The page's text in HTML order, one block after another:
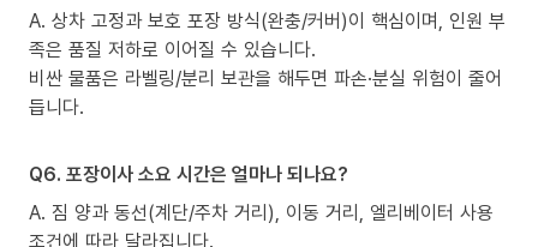
A. 상차 고정과 보호 포장 방식(완충/커버)이 핵심이며, 인원 부
족은 품질 저하로 이어질 수 있습니다.
비싼 물품은 라벨링/분리 보관을 해두면 파손·분실 위험이 줄어
듭니다.
Q6. 포장이사 소요 시간은 얼마나 되나요?
A. 짐 양과 동선(계단/주차 거리), 이동 거리, 엘리베이터 사용
조건에 따라 달라집니다.